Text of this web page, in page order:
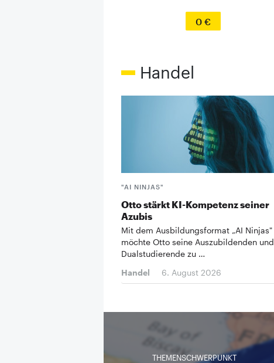
0 €
Handel
"AI NINJAS"
Otto stärkt KI-Kompetenz seiner
Azubis
Mit dem Ausbildungsformat „AI Ninjas"
möchte Otto seine Auszubildenden und
Dualstudierende zu …
Handel
6. August 2026
THEMENSCHWERPUNKT